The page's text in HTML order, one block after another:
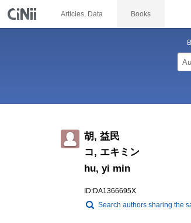
Articles, Data Books
胡, 益民
コ, エキミン
hu, yi min
ID:DA1366695X
Search authors sharing the